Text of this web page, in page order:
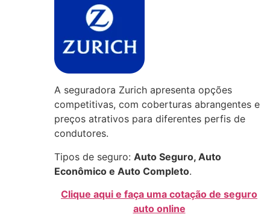
A seguradora Zurich apresenta opções
competitivas, com coberturas abrangentes e
preços atrativos para diferentes perfis de
condutores.
Tipos de seguro: Auto Seguro, Auto
Econômico e Auto Completo.
Clique aqui e faça uma cotação de seguro
auto online